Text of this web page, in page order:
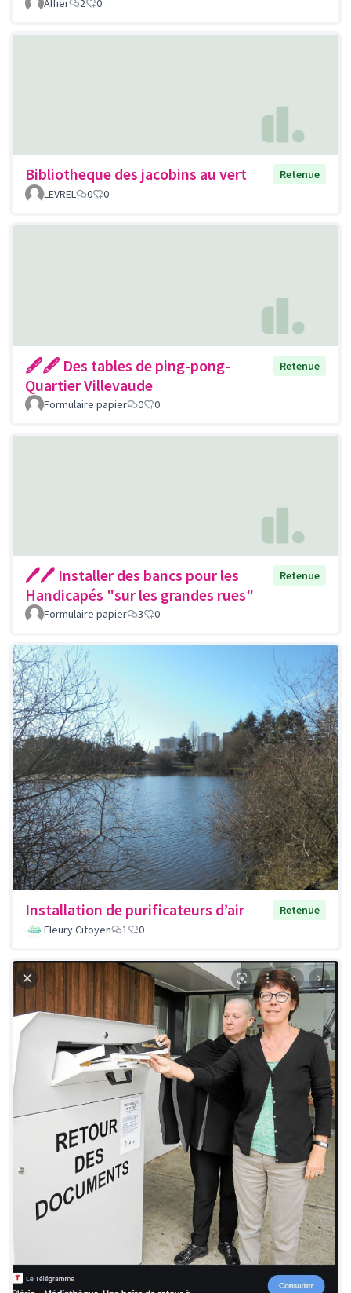
Alfier 2 0
Bibliotheque des jacobins au vert
Retenue
LEVREL
0 0
🖋🖋 Des tables de ping-pong-
Quartier Villevaude
Retenue
Formulaire papier 0 0
🖊🖊 Installer des bancs pour les
Handicapés "sur les grandes rues"
Retenue
Formulaire papier 3 0
Installation de purificateurs d’air
Retenue
Fleury Citoyen
1 0